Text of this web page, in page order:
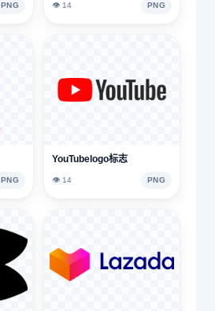
PNG 👁️ 14 PNG
PNG
YouTubelogo标志
👁️ 14 PNG